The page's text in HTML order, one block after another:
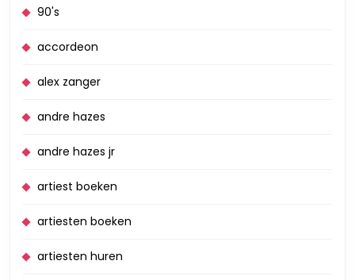
90's
accordeon
alex zanger
andre hazes
andre hazes jr
artiest boeken
artiesten boeken
artiesten huren